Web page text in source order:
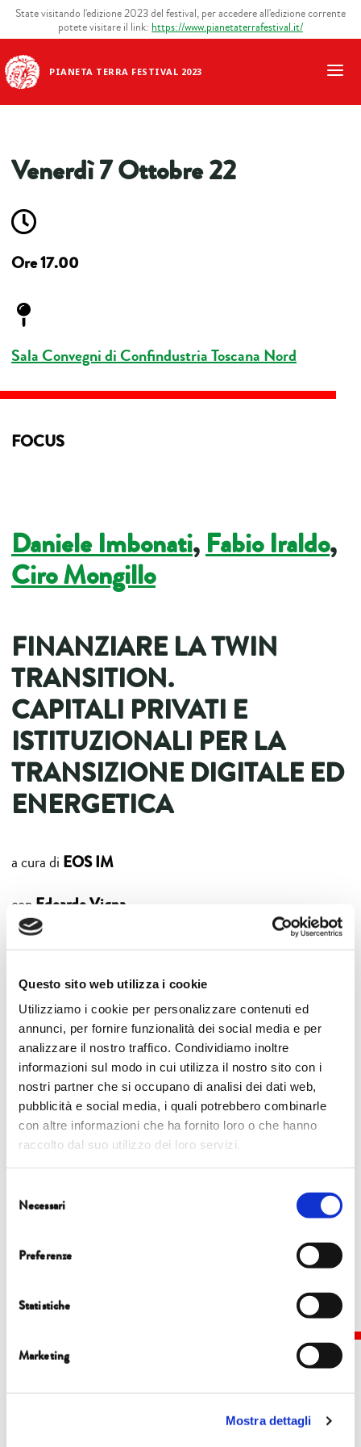
Questo sito web utilizza i cookie
Utilizziamo i cookie per personalizzare contenuti ed
annunci, per fornire funzionalità dei social media e per
analizzare il nostro traffico. Condividiamo inoltre
informazioni sul modo in cui utilizza il nostro sito con i
nostri partner che si occupano di analisi dei dati web,
pubblicità e social media, i quali potrebbero combinarle
con altre informazioni che ha fornito loro o che hanno
raccolto dal suo utilizzo dei loro servizi.
delNecessari
Preferenze
Statistiche
Marketing
Mostra dettagli
PIANETA TERRA FESTIVAL 2023
State visitando l'edizione 2023 del festival, per accedere all'edizione corrente
potete visitare il link: https://www.pianetaterrafestival.it/
Venerdì 7 Ottobre 22
Ore 17.00
Sala Convegni di ConfindustriaToscana Nord
FOCUS
Daniele Imbonati,Fabio Iraldo,
Ciro Mongillo
FINANZIARE LA TWIN
TRANSITION.
CAPITALI PRIVATI E
ISTITUZIONALI PER LA
TRANSIZIONE DIGITALE ED
ENERGETICA
a cura di EOS IM
con Edoardo Vigna
Share this...
Descrizione